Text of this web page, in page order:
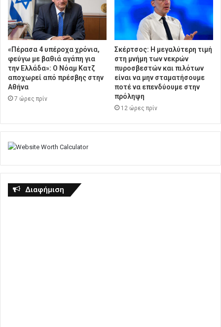
«Πέρασα 4 υπέροχα χρόνια,
φεύγω με βαθιά αγάπη για
την Ελλάδα»: Ο Νόαμ Κατζ
αποχωρεί από πρέσβης στην
Αθήνα
7 ώρες πρίν
Σκέρτσος: Η μεγαλύτερη τιμή
στη μνήμη των νεκρών
πυροσβεστών και πιλότων
είναι να μην σταματήσουμε
ποτέ να επενδύουμε στην
πρόληψη
12 ώρες πρίν
Διαφήμιση